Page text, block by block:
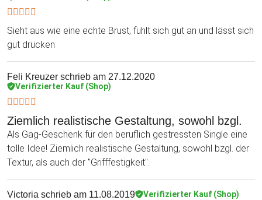
Sieht aus wie eine echte Brust, fühlt sich gut an und lässt sich
gut drücken
Feli Kreuzer schrieb am 27.12.2020
Verifizierter Kauf (Shop)
Ziemlich realistische Gestaltung, sowohl bzgl.
Als Gag-Geschenk für den beruflich gestressten Single eine
tolle Idee! Ziemlich realistische Gestaltung, sowohl bzgl. der
Textur, als auch der "Grifffestigkeit".
Victoria schrieb am 11.08.2019 Verifizierter Kauf (Shop)